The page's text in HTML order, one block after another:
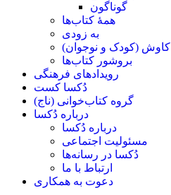
گوناگون
همۀ کتاب‌ها
به زودی
کاوش (کودک و ‌نوجوان)
بروشور کتاب‌ها
رویدادهای فرهنگی
دُکسا کست
گروه کتاب‌خوانی (ناج)
درباره دُکسا
درباره دُکسا
مسئولیت اجتماعی
دُکسا در رسانه‌ها
ارتباط با ما
دعوت به همکاری